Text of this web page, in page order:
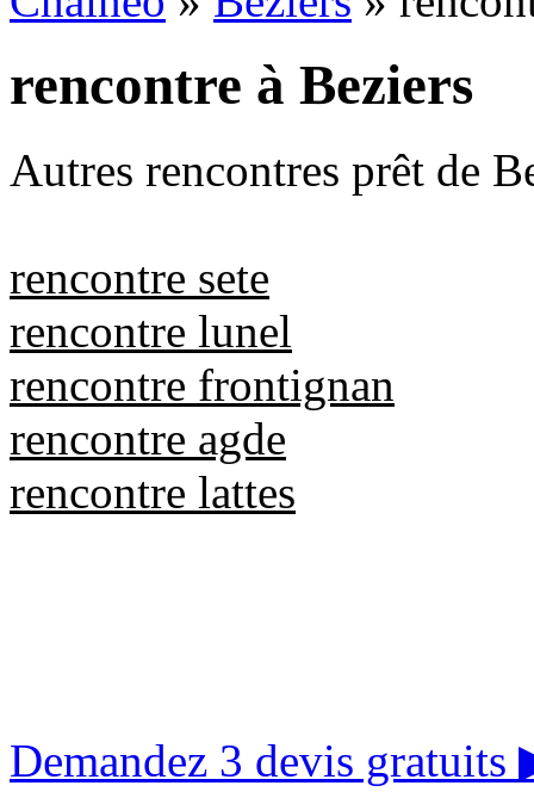
rencontre à Beziers
Autres rencontres prêt de
rencontre sete
rencontre lunel
rencontre frontignan
rencontre agde
rencontre lattes
Demandez 3 devis gratuits